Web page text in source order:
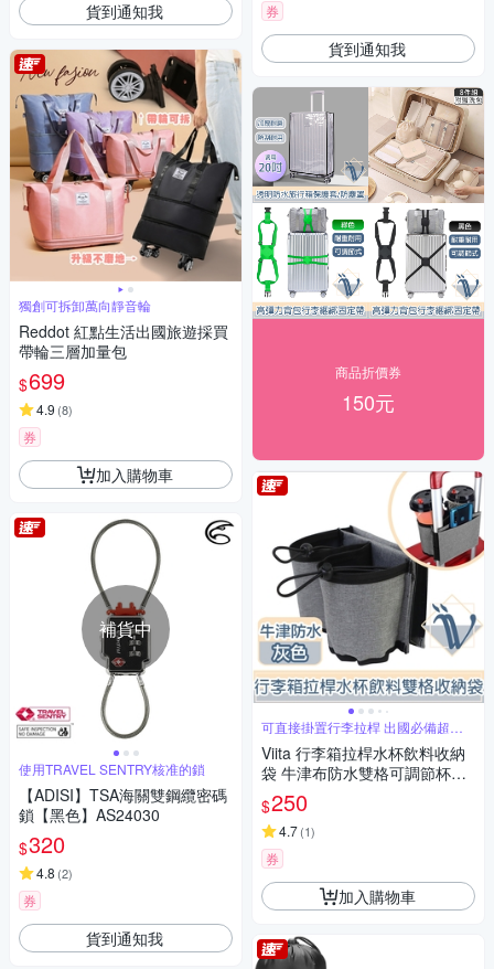
貨到通知我
獨創可拆卸萬向靜音輪
Reddot 紅點生活出國旅遊採買
帶輪三層加量包
$699
4.9 (8)
券
加入購物車
補貨中
使用TRAVEL SENTRY核准的鎖
【ADISI】TSA海關雙鋼纜密碼
鎖【黑色】AS24030
$320
4.8 (2)
券
貨到通知我
券
貨到通知我
商品折價券
150元
可直接掛置行李拉桿 出國必備超方
便
Viita 行李箱拉桿水杯飲料收納
袋 牛津布防水雙格可調節杯瓶
包
$250
4.7(1)
券
加入購物車